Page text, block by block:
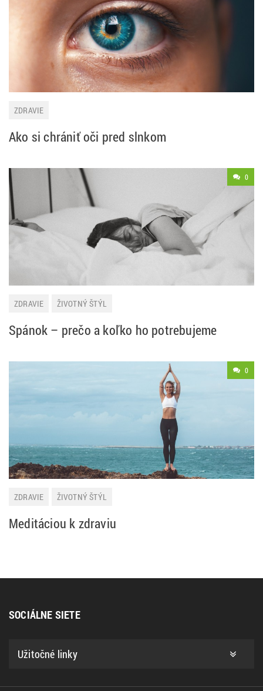
ZDRAVIE
Ako si chrániť oči pred slnkom
0
ZDRAVIE ŽIVOTNÝ ŠTÝL
Spánok – prečo a koľko ho potrebujeme
0
ZDRAVIE ŽIVOTNÝ ŠTÝL
Meditáciou k zdraviu
SOCIÁLNE SIETE
Užitočné linky